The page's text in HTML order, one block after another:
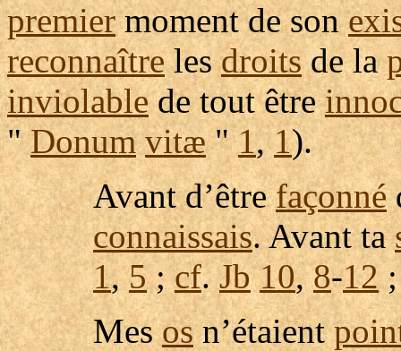
premiermoment de son
reconnaîtrelesdroitsde la
inviolablede tout être
"Donum vitæ"1,1).
Avant d’êtrefaçonné
connaissais. Avant ta
1,5;cf.Jb 10,8-12
Mesosn’étaient